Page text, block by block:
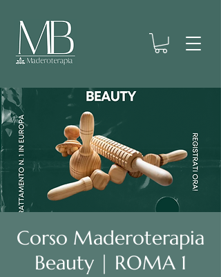
Corso Maderoterapia
Beauty | ROMA 1